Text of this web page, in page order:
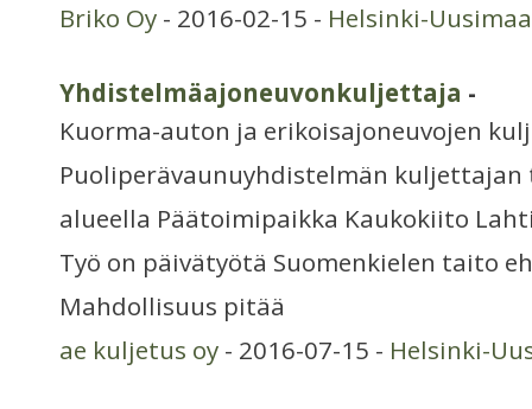
Briko Oy - 2016-02-15 - Helsinki-Uusimaa
Yhdistelmäajoneuvonkuljettaja -
Kuorma-auton ja erikoisajoneuvojen
Puoliperävaunuyhdistelmän kuljettajan
alueella Päätoimipaikka Kaukokiito
Työ on päivätyötä Suomenkielen taito
Mahdollisuus pitää
ae kuljetus oy - 2016-07-15 - Helsinki-